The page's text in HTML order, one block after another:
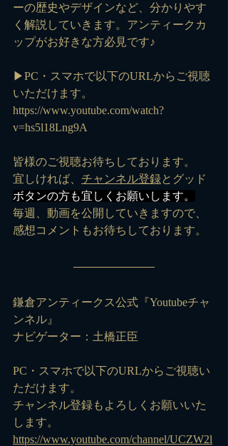
ーの歴史やデザインなど、分かりやす
く解説していきます。アンティークカ
ップがお好きな方必見です♪
▶PC・スマホで以下のURLからご視聴
いただけます。
https://www.youtube.com/watch?
v=hs5l18Lng9A
皆様のご視聴お待ちしております。
宜しければ、 チャンネル登録とグッド
ボタンの方も宜しくお願いします。
毎週、動画を公開していきますので、
感想コメントもお待ちしております。
鎌倉アンティークス公式『Youtubeチャ
ンネル』
ナビゲーター：土橋正臣
PC・スマホで以下のURLからご視聴い
ただけます。
チャンネル登録もよろしくお願いいた
します。
https://www.youtube.com/channel/UCZW2l